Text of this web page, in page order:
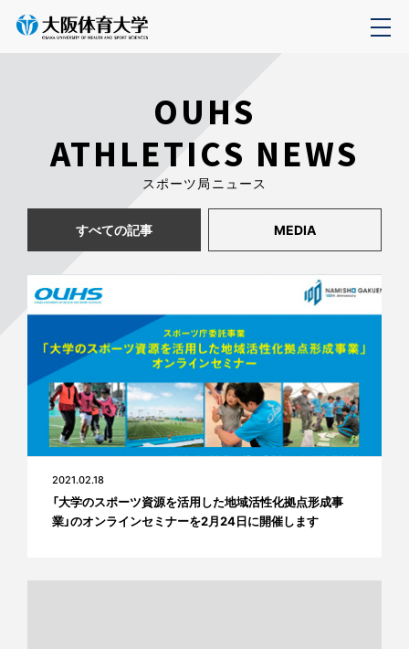
OUHS
ATHLETICS NEWS
スポーツ局ニュース
すべての記事 MEDIA
2021.02.18
「大学のスポーツ資源を活用した地域活性化拠点形成事
業」のオンラインセミナーを2月24日に開催します